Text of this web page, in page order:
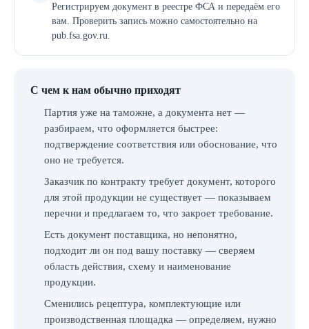
Регистрируем документ в реестре ФСА и передаём его
вам. Проверить запись можно самостоятельно на
pub.fsa.gov.ru.
С чем к нам обычно приходят
Партия уже на таможне, а документа нет —
разбираем, что оформляется быстрее:
подтверждение соответствия или обоснование, что
оно не требуется.
Заказчик по контракту требует документ, которого
для этой продукции не существует — показываем
перечни и предлагаем то, что закроет требование.
Есть документ поставщика, но непонятно,
подходит ли он под вашу поставку — сверяем
область действия, схему и наименование
продукции.
Сменились рецептура, комплектующие или
производственная площадка — определяем, нужно